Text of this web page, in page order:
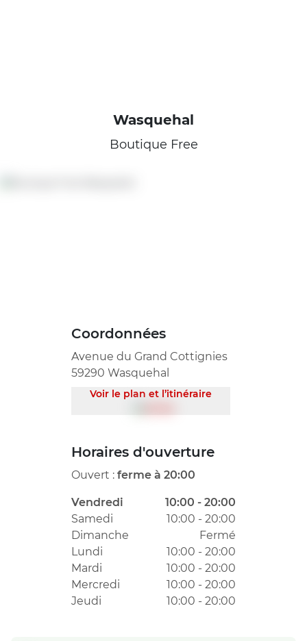
Boutique Free
Wasquehal
Coordonnées
Avenue du Grand Cottignies
59290 Wasquehal
Voir le plan et l’itinéraire
Horaires d'ouverture
Ouvert : ferme à 20:00
Vendredi
10:00 - 20:00
Samedi
10:00 - 20:00
Dimanche
Fermé
Lundi
10:00 - 20:00
Mardi
10:00 - 20:00
Mercredi
10:00 - 20:00
Jeudi
10:00 - 20:00